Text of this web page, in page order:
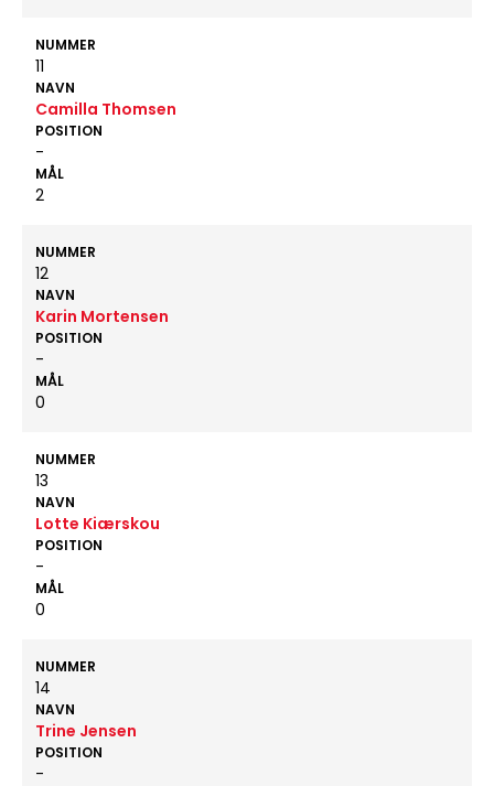
NUMMER
11
NAVN
Camilla Thomsen
POSITION
-
MÅL
2
NUMMER
12
NAVN
Karin Mortensen
POSITION
-
MÅL
0
NUMMER
13
NAVN
Lotte Kiærskou
POSITION
-
MÅL
0
NUMMER
14
NAVN
Trine Jensen
POSITION
-